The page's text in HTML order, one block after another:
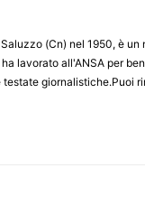
(Cn) nel 1950, è
lavorato all'ANSA per
giornalistiche.Puoi